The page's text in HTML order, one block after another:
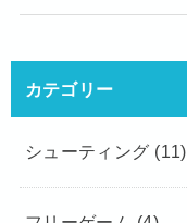
カテゴリー
シューティング (11)